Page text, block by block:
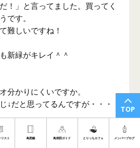
TOP
リスト 鳥図鑑 鳥病院ガイド とりっちカフェ メンバーブログ
！」と言ってました。買ってく
です。
難しいですね！
新緑がキレイ＾＾
分かりにくいですか。
↓だと思ってるんですが・・・